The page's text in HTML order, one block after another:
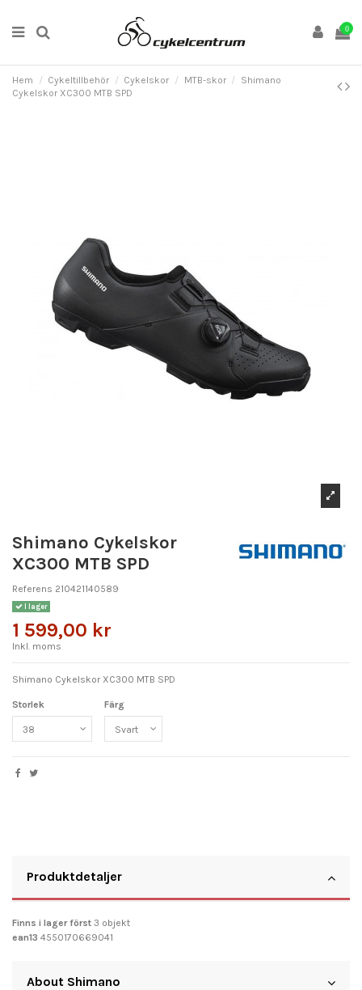
0
Hem Cykeltillbehör Cykelskor MTB-skor
Shimano
Cykelskor XC300 MTB SPD
Shimano Cykelskor
XC300 MTB SPD
Referens 210421140589
I lager
1 599,00 kr
Inkl. moms
Shimano Cykelskor XC300 MTB SPD
Storlek Färg
Produktdetaljer
Finns i lager först 3 objekt
ean13 4550170669041
About Shimano